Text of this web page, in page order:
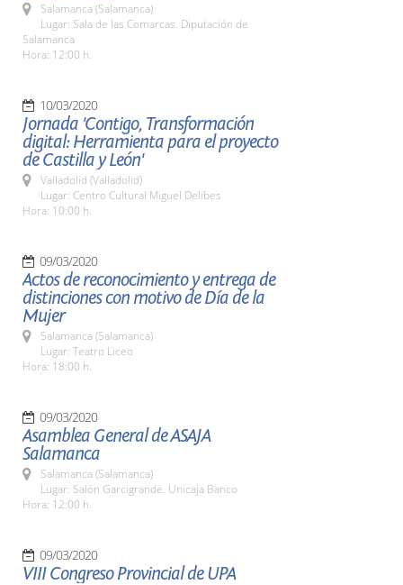
Salamanca (Salamanca)
Lugar: Sala de las Comarcas. Diputación de
Salamanca
Hora: 12:00 h.
10/03/2020
Jornada 'Contigo, Transformación
digital: Herramienta para el proyecto
de Castilla y León'
Valladolid (Valladolid)
Lugar: Centro Cultural Miguel Delibes
Hora: 10:00 h.
09/03/2020
Actos de reconocimiento y entrega de
distinciones con motivo de Día de la
Mujer
Salamanca (Salamanca)
Lugar: Teatro Liceo
Hora: 18:00 h.
09/03/2020
Asamblea General de ASAJA
Salamanca
Salamanca (Salamanca)
Lugar: Salón Garcigrande. Unicaja Banco
Hora: 12:00 h.
09/03/2020
VIII Congreso Provincial de UPA